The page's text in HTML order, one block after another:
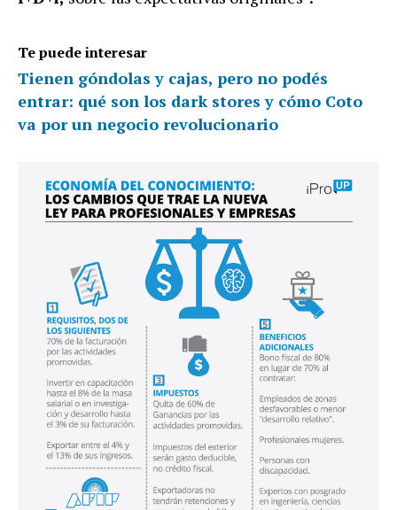
Te puede interesar
Tienen góndolas y cajas, pero no podés
entrar: qué son los dark stores y cómo Coto
va por un negocio revolucionario